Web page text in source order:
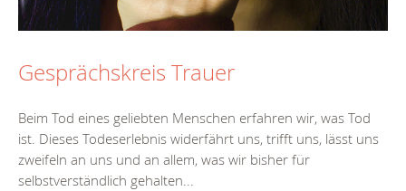
Gesprächskreis Trauer
Beim Tod eines geliebten Menschen erfahren wir, was Tod
ist. Dieses Todeserlebnis widerfährt uns, trifft uns, lässt uns
zweifeln an uns und an allem, was wir bisher für
selbstverständlich gehalten...